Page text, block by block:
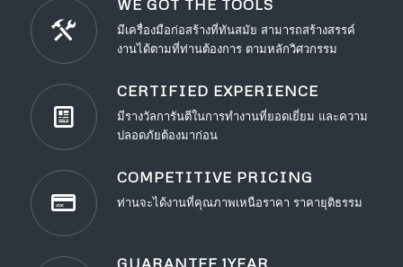
WE GOT THE TOOLS
มีเครื่องมือก่อสร้างที่ทันสมัย สามารถสร้างสรรค์
งานได้ตามที่ท่านต้องการ ตามหลักวิศวกรรม
CERTIFIED EXPERIENCE
มีรางวัลการันตีในการทำงานที่ยอดเยี่ยม และความ
ปลอดภัยต้องมาก่อน
COMPETITIVE PRICING
ท่านจะได้งานที่คุณภาพเหนือราคา ราคายุติธรรม